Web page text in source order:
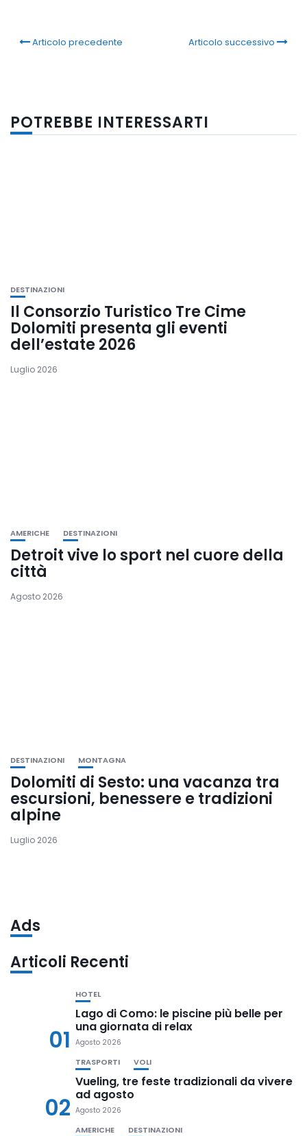
Articolo precedente Articolo successivo
POTREBBE INTERESSARTI
DESTINAZIONI
Il Consorzio Turistico Tre Cime
Dolomiti presenta gli eventi
dell’estate 2026
Luglio 2026
AMERICHE DESTINAZIONI
Detroit vive lo sport nel cuore della
città
Agosto 2026
DESTINAZIONI MONTAGNA
Dolomiti di Sesto: una vacanza tra
escursioni, benessere e tradizioni
alpine
Luglio 2026
Ads
Articoli Recenti
01
HOTEL
Lago di Como: le piscine più belle per
una giornata di relax
Agosto 2026
02
TRASPORTI VOLI
Vueling, tre feste tradizionali da vivere
ad agosto
Agosto 2026
AMERICHE DESTINAZIONI